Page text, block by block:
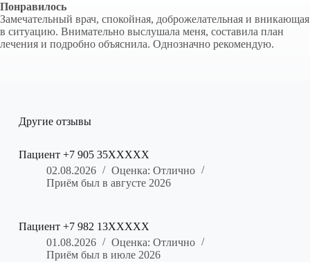
Понравилось
Замечательный врач, спокойная, доброжелательная и вникающая
в ситуацию. Внимательно выслушала меня, составила план
лечения и подробно объяснила. Однозначно рекомендую.
Другие отзывы
Пациент +7 905 35XXXXX
02.08.2026
Оценка: Отлично
Приём был в августе 2026
Пациент +7 982 13XXXXX
01.08.2026
Оценка: Отлично
Приём был в июле 2026